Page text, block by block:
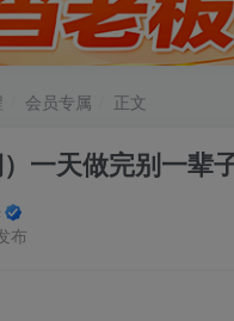
会员专属 正文
）一天做完别一
布